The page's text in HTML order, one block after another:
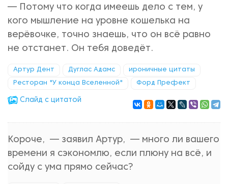
— Потому что когда имеешь дело с тем, у
кого мышление на уровне кошелька на
верёвочке, точно знаешь, что он всё равно
не отстанет. Он тебя доведёт.
Артур Дент Дуглас Адамс ироничные цитаты
Ресторан "У конца Вселенной" Форд Префект
Cлайд с цитатой
Короче, — заявил Артур, — много ли вашего
времени я сэкономлю, если плюну на всё, и
сойду с ума прямо сейчас?